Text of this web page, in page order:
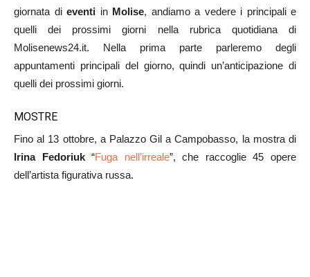
giornata di eventi in Molise, andiamo a vedere i principali e
quelli dei prossimi giorni nella rubrica quotidiana di
Molisenews24.it. Nella prima parte parleremo degli
appuntamenti principali del giorno, quindi un’anticipazione di
quelli dei prossimi giorni.
MOSTRE
Fino al 13 ottobre, a Palazzo Gil a Campobasso, la mostra di
Irina Fedoriuk“Fuga nell’irreale”, che raccoglie 45 opere
dell’artista figurativa russa.